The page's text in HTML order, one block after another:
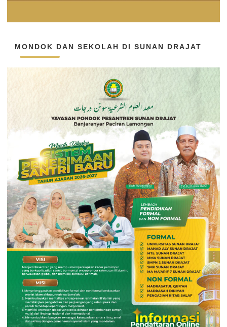
MONDOK DAN SEKOLAH DI SUNAN DRAJAT